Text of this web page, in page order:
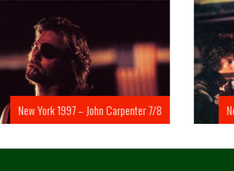
New York 1997 – John Carpenter 7/8